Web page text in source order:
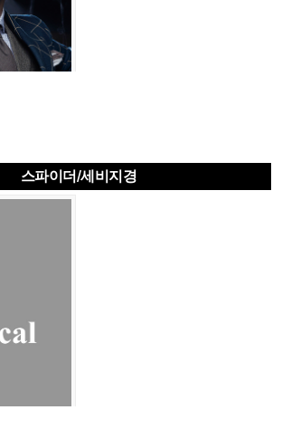
스파이더/세비지경